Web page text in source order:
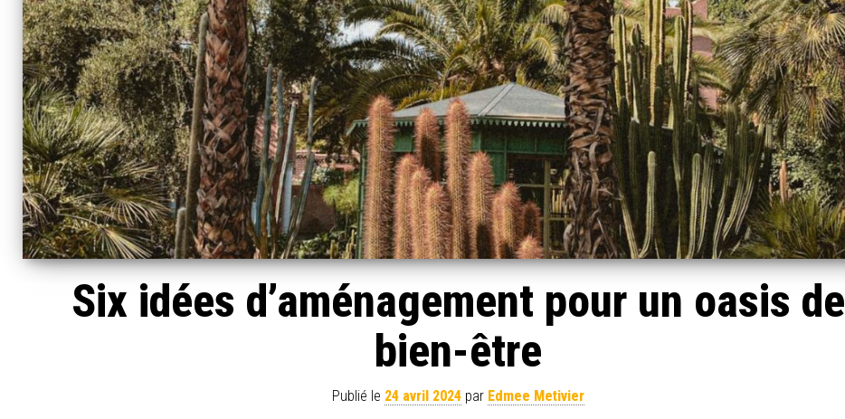
Six idées d’aménagement pour un oasis de
bien-être
Publié le 24 avril 2024 par Edmee Metivier